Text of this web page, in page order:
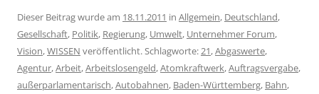
Dieser Beitrag wurde am 18.11.2011 in Allgemein, Deutschland,
Gesellschaft, Politik, Regierung, Umwelt, Unternehmer Forum,
Vision,WISSEN veröffentlicht. Schlagworte:21,Abgaswerte,
Agentur,Arbeit,Arbeitslosengeld,Atomkraftwerk,Auftragsvergabe,
außerparlamentarisch,Autobahnen, Baden-Württemberg, Bahn,